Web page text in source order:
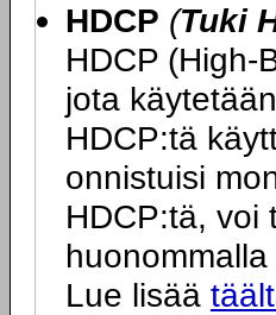
HDCP (Tuki
HDCP (High-
jota
HDCP:tä
onnistuisi
HDCP:tä, voi
Lue lisää